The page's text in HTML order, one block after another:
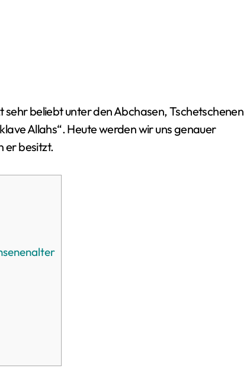
Allahs“. Heute werden wir uns genauer
er besitzt.